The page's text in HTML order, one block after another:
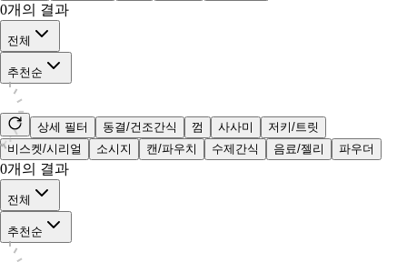
0개의 결과
전체
추천순
상세 필터 동결/건조간식 껌 사사미
저키/트릿
비스켓/시리얼
소시지 캔/파우치 수제간식 음료/젤리 파우더
0개의 결과
전체
추천순